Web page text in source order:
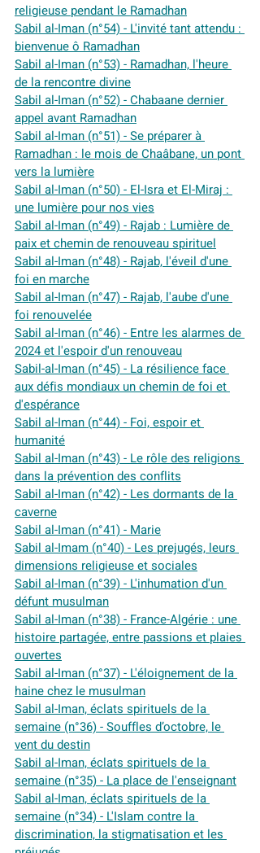
religieuse pendant le Ramadhan
Sabil al-Iman (n°54) - L'invité tant attendu :
bienvenue ô Ramadhan
Sabil al-Iman (n°53) - Ramadhan, l'heure
de la rencontre divine
Sabil al-Iman (n°52) - Chabaane dernier
appel avant Ramadhan
Sabil al-Iman (n°51) - Se préparer à
Ramadhan : le mois de Chaâbane, un pont
vers la lumière
Sabil al-Iman (n°50) - El-Isra et El-Miraj :
une lumière pour nos vies
Sabil al-Iman (n°49) - Rajab : Lumière de
paix et chemin de renouveau spirituel
Sabil al-Iman (n°48) - Rajab, l'éveil d'une
foi en marche
Sabil al-Iman (n°47) - Rajab, l'aube d'une
foi renouvelée
Sabil al-Iman (n°46) - Entre les alarmes de
2024 et l'espoir d'un renouveau
Sabil-al-Iman (n°45) - La résilience face
aux défis mondiaux un chemin de foi et
d'espérance
Sabil al-Iman (n°44) - Foi, espoir et
humanité
Sabil al-Iman (n°43) - Le rôle des religions
dans la prévention des conflits
Sabil al-Iman (n°42) - Les dormants de la
caverne
Sabil al-Iman (n°41) - Marie
Sabil al-Imam (n°40) - Les prejugés, leurs
dimensions religieuse et sociales
Sabil al-Iman (n°39) - L'inhumation d'un
défunt musulman
Sabil al-Iman (n°38) - France-Algérie : une
histoire partagée, entre passions et plaies
ouvertes
Sabil al-Iman (n°37) - L'éloignement de la
haine chez le musulman
Sabil al-Iman, éclats spirituels de la
semaine (n°36) - Souffles d’octobre, le
vent du destin
Sabil al-Iman, éclats spirituels de la
semaine (n°35) - La place de l'enseignant
Sabil al-Iman, éclats spirituels de la
semaine (n°34) - L'Islam contre la
discrimination, la stigmatisation et les